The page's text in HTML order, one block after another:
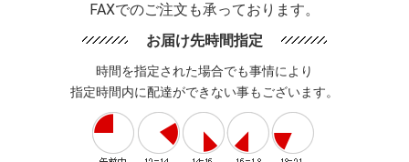
FAXでのご注文も承っております。
お届け先時間指定
時間を指定された場合でも事情により
指定時間内に配達ができない事もございます。